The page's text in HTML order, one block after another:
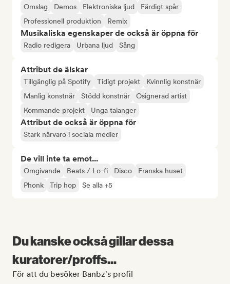
Omslag Demos Elektroniska ljud
Färdigt spår
Professionell produktion
Remix
Musikaliska egenskaper de också är öppna för
Radio redigera Urbana ljud Sång
Attribut de älskar
Tillgänglig på Spotify Tidigt projekt
Kvinnlig konstnär
Manlig konstnär
Stödd konstnär
Osignerad artist
Kommande projekt
Unga talanger
Attribut de också är öppna för
Stark närvaro i sociala medier
De vill inte ta emot...
Omgivande Beats / Lo-fi Disco
Franska huset
Phonk
Trip hop Se alla +5
Du kanske också gillar dessa
kuratorer/proffs...
För att du besöker Banbz's profil